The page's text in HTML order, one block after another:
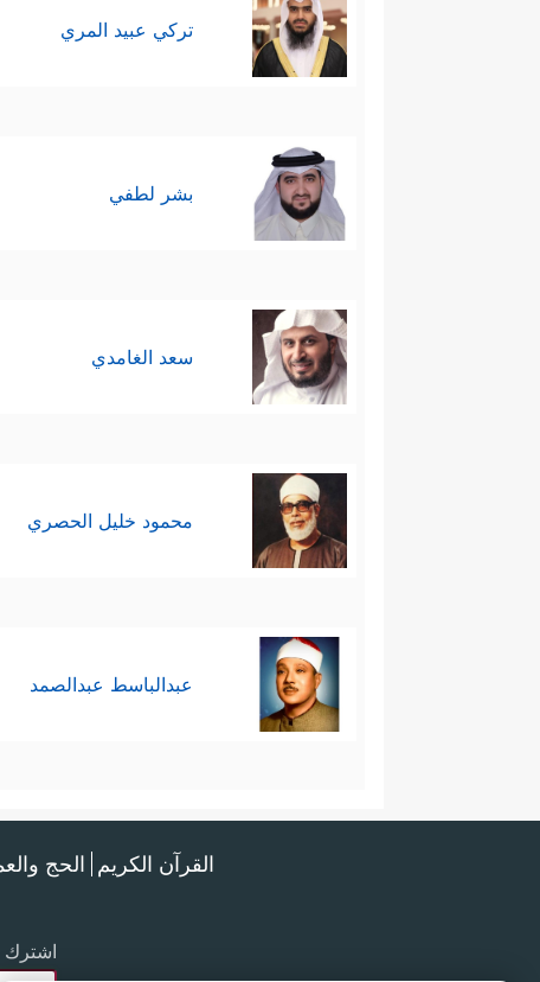
تركي عبيد المري
بشر لطفي
سعد الغامدي
محمود خليل الحصري
عبدالباسط عبدالصمد
القرآن الكريم الحج
اشترك